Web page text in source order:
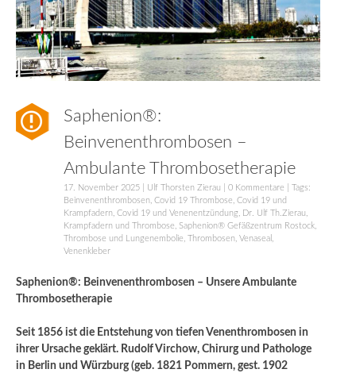
Saphenion®:
Beinvenenthrombosen –
Ambulante Thrombosetherapie
17. November 2025 Ulf Thorsten Zierau 0 Kommentare | Tags:
Beinvenenthrombosen, Covid 19 Thrombose, Covid 19 und
Krampfadern, Covid 19 und Venenentzündung, Dr. Ulf Th.Zierau,
Krampfadern und Thrombose, Saphenion® Gefäßzentrum Rostock,
Thrombose und Lungenembolie, Thrombosen, Venaseal ,
Venenkleber
Saphenion®: Beinvenenthrombosen – Unsere Ambulante
Thrombosetherapie
Seit 1856 ist die Entstehung von tiefen Venenthrombosen in
ihrer Ursache geklärt. Rudolf Virchow, Chirurg und Pathologe
in Berlin und Würzburg (geb. 1821 Pommern, gest. 1902